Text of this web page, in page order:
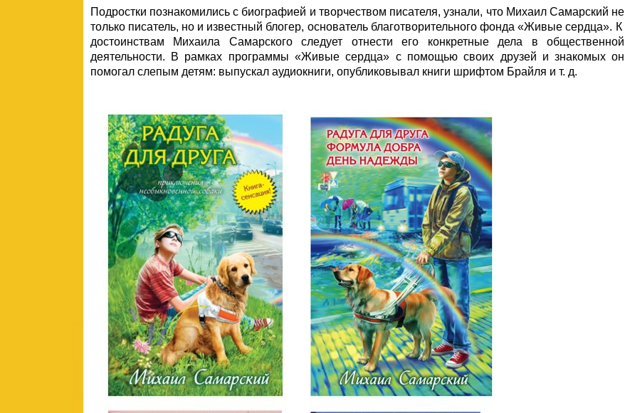
Подростки познакомились с биографией и творчеством писателя, узнали, что Михаил Самарский не
только писатель, но и известный блогер, основатель благотворительного фонда «Живые сердца». К
достоинствам Михаила Самарского следует отнести его конкретные дела в общественной
деятельности. В рамках программы «Живые сердца» с помощью своих друзей и знакомых он
помогал слепым детям: выпускал аудиокниги, опубликовывал книги шрифтом Брайля и т. д.